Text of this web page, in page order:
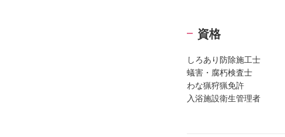
資格
しろあり防除施工士
蟻害・腐朽検査士
わな猟狩猟免許
入浴施設衛生管理者